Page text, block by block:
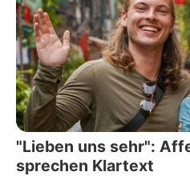
"Lieben uns sehr":
sprechen Klartext